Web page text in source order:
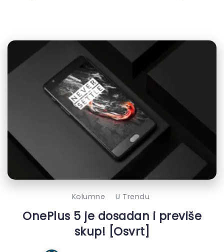
Kolumne U Trendu
OnePlus 5 je dosadan i previše
skup! [Osvrt]